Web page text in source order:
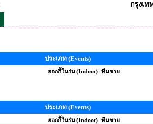
กรุงเ
ประเภท (Events)
ฮอกกี้ในร่ม (Indoor)- ทีมชาย
ประเภท (Events)
ฮอกกี้ในร่ม (Indoor)- ทีมชาย